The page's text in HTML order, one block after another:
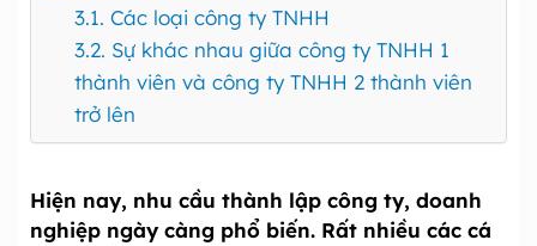
3.1. Các loại công ty TNHH
3.2. Sự khác nhau giữa công ty TNHH 1
thành viên và công ty TNHH 2 thành viên
trở lên
Hiện nay, nhu cầu thành lập công ty, doanh
nghiệp ngày càng phổ biến. Rất nhiều các cá